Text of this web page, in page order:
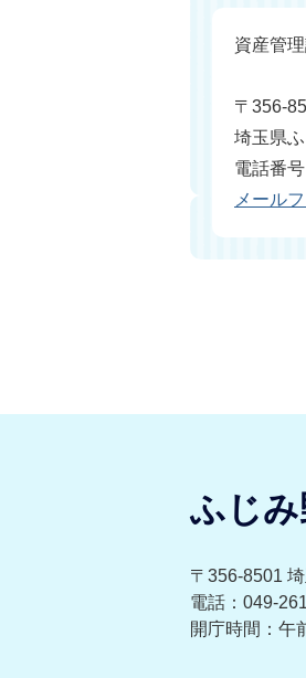
資産管
〒356-
埼玉県
電話番
メール
ふじ
〒356-8501
電話：049-
開庁時間：午